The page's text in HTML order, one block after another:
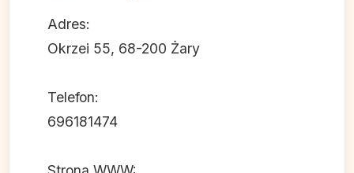
Adres:
Okrzei 55, 68-200 Żary
Telefon:
696181474